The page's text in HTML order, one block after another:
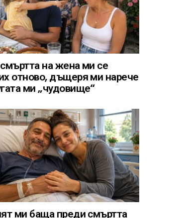
на жена ми се
отново, дъщеря ми нарече
ми „чудовище“
ми баща преди смъртта